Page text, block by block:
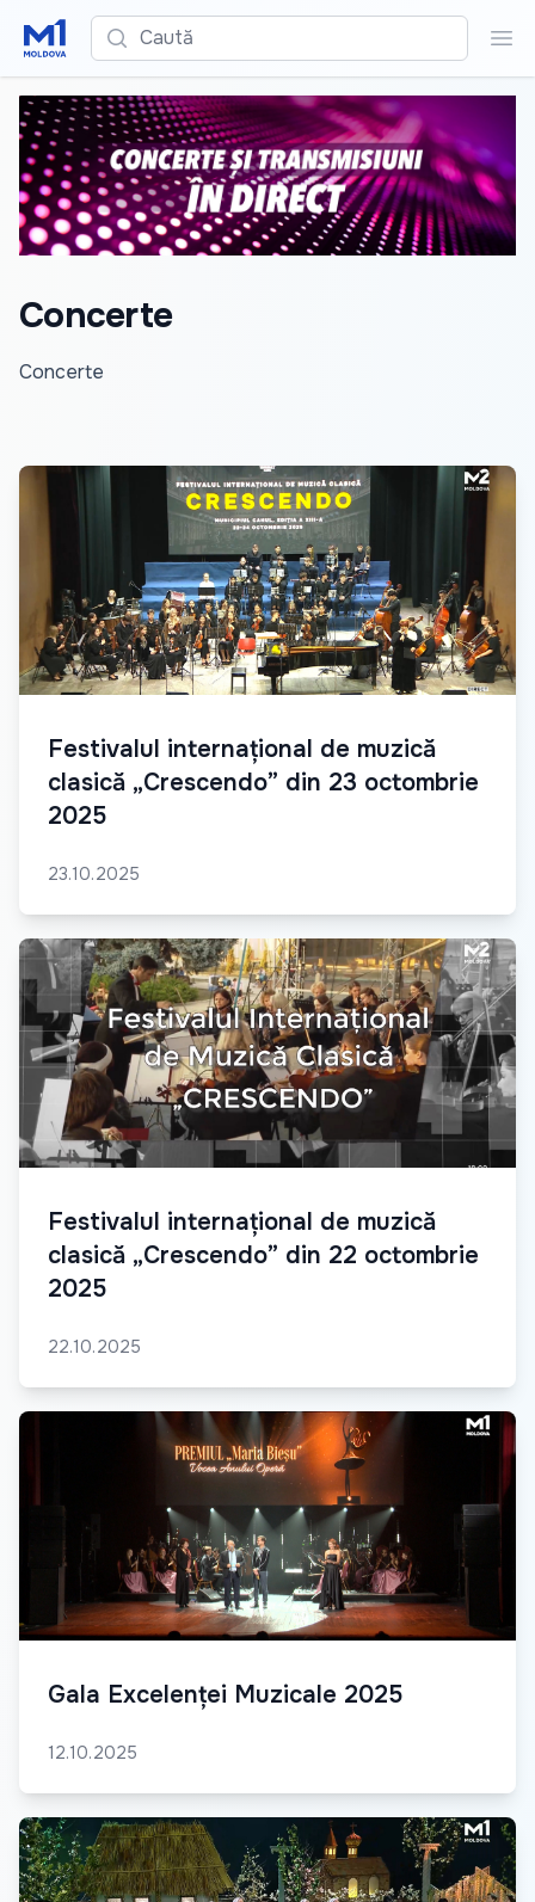
Caută
Concerte
Concerte
Festivalul internațional de muzică
clasică „Crescendo” din 23 octombrie
2025
23.10.2025
Festivalul internațional de muzică
clasică „Crescendo” din 22 octombrie
2025
22.10.2025
Gala Excelenței Muzicale 2025
12.10.2025